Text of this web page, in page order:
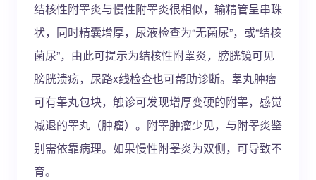
结核性附睾炎与慢性附睾炎很相似，输精管呈串珠
状，同时精囊增厚，尿液检查为“无菌尿”，或“结核
菌尿”，由此可提示为结核性附睾炎，膀胱镜可见
膀胱溃疡，尿路x线检查也可帮助诊断。睾丸肿瘤
可有睾丸包块，触诊可发现增厚变硬的附睾，感觉
减退的睾丸（肿瘤）。附睾肿瘤少见，与附睾炎鉴
别需依靠病理。如果慢性附睾炎为双侧，可导致不
育。